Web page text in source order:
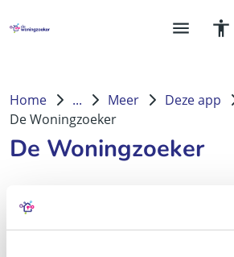
Home ... Meer
Deze app
De Woningzoeker
De Woningzoeker